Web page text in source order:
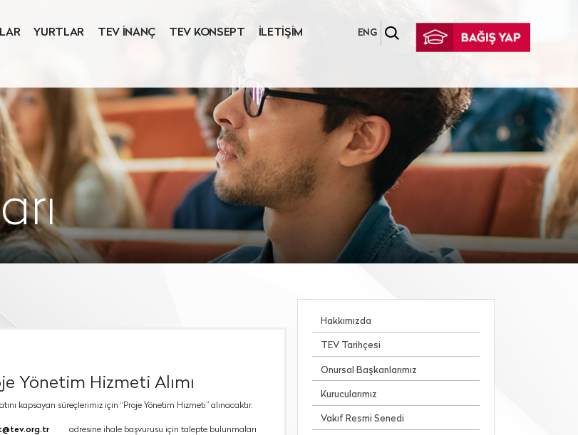
YURTLAR TEV İNANÇ TEV KONSEPT İLETİŞİM ENG
Yönetim Hizmeti Alımı
kapsayan süreçlerimiz için “Proje Yönetim Hizmeti” alınacaktır.
adresine ihale başvurusu için talepte bulunmaları
Hakkımızda
TEV Tarihçesi
Onursal Başkanlarımız
Kurucularımız
Vakıf Resmi Senedi